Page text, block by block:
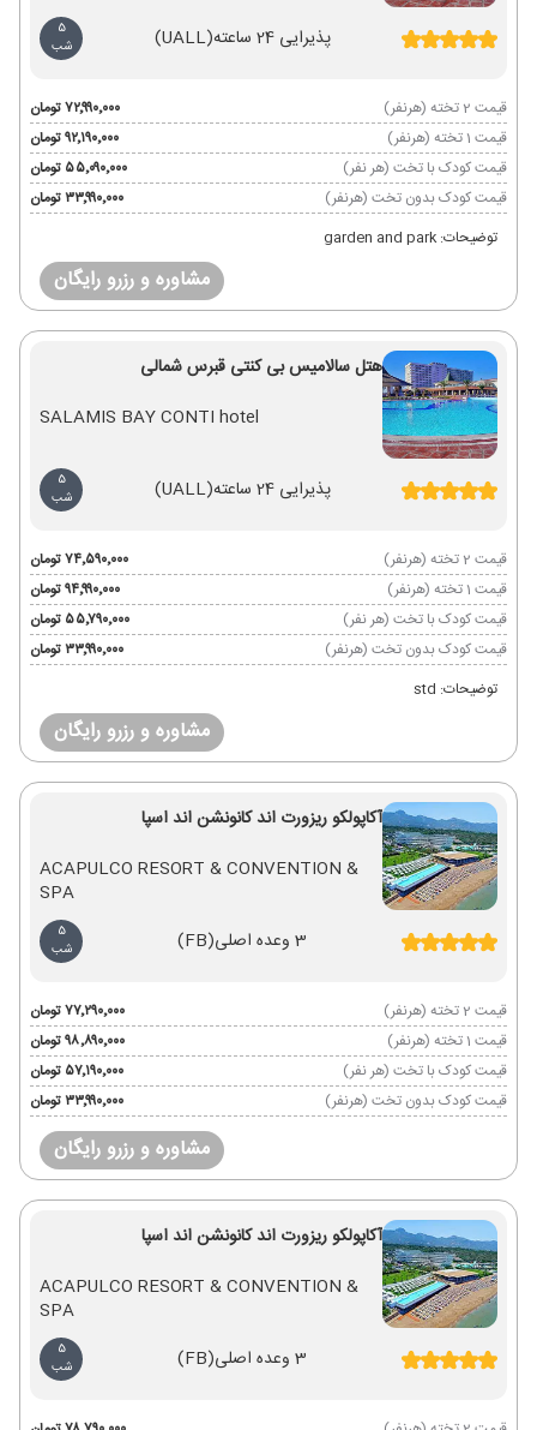
پذیرایی 24 ساعته (UALL)
5
شب
قیمت 2 تخته (هرنفر)
۷۲٬۹۹۰٬۰۰۰ تومان
قیمت 1 تخته (هرنفر)
۹۲٬۱۹۰٬۰۰۰ تومان
قیمت کودک با تخت (هر نفر)
۵۵٬۰۹۰٬۰۰۰ تومان
قیمت کودک بدون تخت (هرنفر)
۳۳٬۹۹۰٬۰۰۰ تومان
توضیحات: garden and park
مشاوره و رزرو رایگان
هتل سالامیس بی کنتی قبرس شمالی
SALAMIS BAY CONTI hotel
پذیرایی 24 ساعته (UALL)
5
شب
قیمت 2 تخته (هرنفر)
۷۴٬۵۹۰٬۰۰۰ تومان
قیمت 1 تخته (هرنفر)
۹۴٬۹۹۰٬۰۰۰ تومان
قیمت کودک با تخت (هر نفر)
۵۵٬۷۹۰٬۰۰۰ تومان
قیمت کودک بدون تخت (هرنفر)
۳۳٬۹۹۰٬۰۰۰ تومان
توضیحات: std
مشاوره و رزرو رایگان
آکاپولکو ریزورت اند کانونشن اند اسپا
ACAPULCO RESORT & CONVENTION &
SPA
3 وعده اصلی
(FB)
5
شب
قیمت 2 تخته (هرنفر)
۷۷٬۲۹۰٬۰۰۰ تومان
قیمت 1 تخته (هرنفر)
۹۸٬۸۹۰٬۰۰۰ تومان
قیمت کودک با تخت (هر نفر)
۵۷٬۱۹۰٬۰۰۰ تومان
قیمت کودک بدون تخت (هرنفر)
۳۳٬۹۹۰٬۰۰۰ تومان
مشاوره و رزرو رایگان
آکاپولکو ریزورت اند کانونشن اند اسپا
ACAPULCO RESORT & CONVENTION &
SPA
3 وعده اصلی
(FB)
5
شب